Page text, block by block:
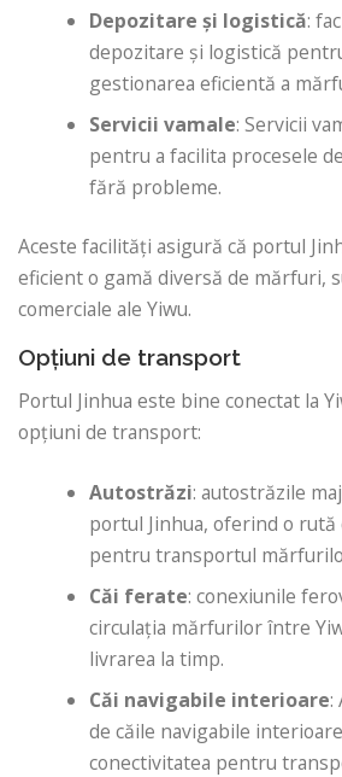
Depozitare și logistică:
depozitare și logistică
gestionarea eficientă a
Servicii vamale: Servicii
pentru a facilita procesele
fără probleme.
Aceste facilități asigură că portul
eficient o gamă diversă de mărfuri,
comerciale ale Yiwu.
Opțiuni de transport
Portul Jinhua este bine conectat la
opțiuni de transport:
Autostrăzi: autostrăzile
portul Jinhua, oferind o
pentru transportul
Căi ferate: conexiunile
circulația mărfurilor între
livrarea la timp.
Căi navigabile interioare:
de căile navigabile
conectivitatea pentru